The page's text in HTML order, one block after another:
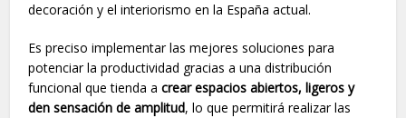
decoración y el interiorismo en la España actual.
Es preciso implementar las mejores soluciones para
potenciar la productividad gracias a una distribución
funcional que tienda acrear espacios abiertos, ligeros y
den sensación de amplitud, lo que permitirá realizar las